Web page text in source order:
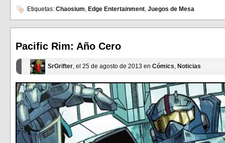
en
Facebook
(Se
abre
ventana
nueva)
en
(Se
abre
ventana
nueva)
Etiquetas: Chaosium, Edge Entertainment, Juegos de Mesa
Pacific Rim: Año Cero
SrGrifter, el 25 de agosto de 2013 en Cómics, Noticias